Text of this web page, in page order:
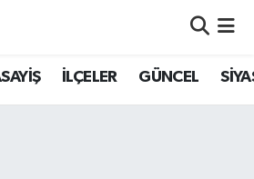
İLÇELER GÜNCEL
Eczaneler